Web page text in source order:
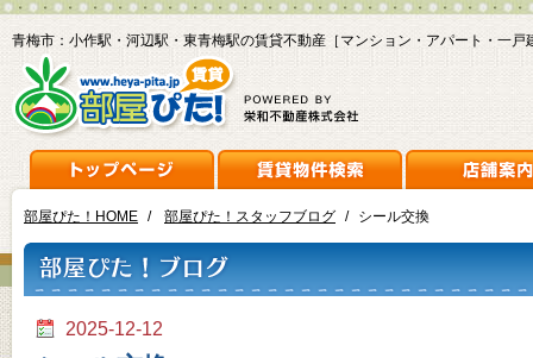
青梅市：小作駅・河辺駅・東青梅駅の賃貸不動産［マンション・アパート・一戸
部屋ぴた！HOME / 部屋ぴた！スタッフブログ / シール交換
2025-12-12